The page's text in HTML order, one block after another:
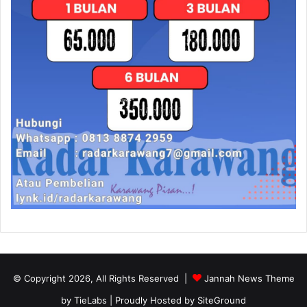
© Copyright 2026, All Rights Reserved |
Jannah News Theme
by TieLabs | Proudly Hosted by SiteGround